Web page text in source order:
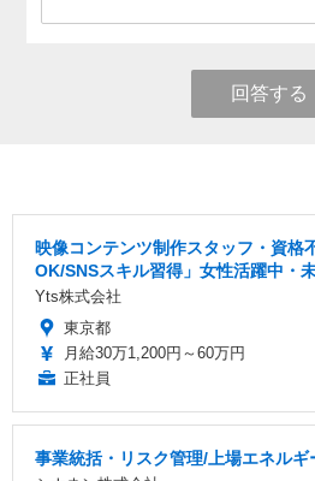
回答する
映像コンテンツ制作スタッフ・資格
OK/SNSスキル習得」女性活躍中・
Yts株式会社
東京都
月給30万1,200円～60万円
正社員
事業統括・リスク管理/上場エネル